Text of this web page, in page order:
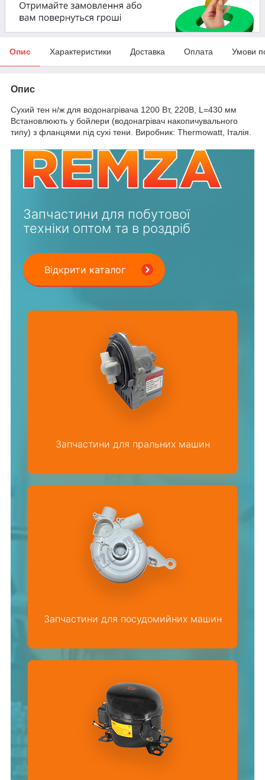
Опис Характеристики Доставка Оплата Умови
Опис
Сухий тен н/ж для водонагрівача 1200 Вт, 220В, L=430 мм
Встановлюють у бойлери (водонагрівач накопичувального
типу) з фланцями під сухі тени. Виробник: Thermowatt, Італія.
Запчастини для побутової
техніки оптом та в роздріб
Відкрити каталог
Запчастини для пральних машин
Запчастини для посудомийних машин